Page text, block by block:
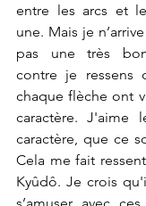
entre les arcs et
une. Mais je
pas une très
contre je ressens
chaque flèche ont
caractère. J'aime
caractère, que ce
Cela me fait
Kyûdô. Je crois